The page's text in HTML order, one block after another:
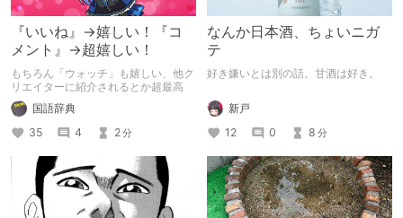
『いいね』→嬉しい！『コ
メント』→超嬉しい！
もちろん「ウォッチ」も嬉しい、他ク
リエイターに紹介されるとか超最高
国語辞典
35
4 2分
なんか日本酒、ちょいニガ
テ
好き嫌いとは別の話。甘酒は好き。
新戸
12
0 8 分